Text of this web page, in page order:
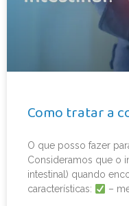
Como tratar a
O que posso fazer
Consideramos que o
intestinal) quando
características:
–